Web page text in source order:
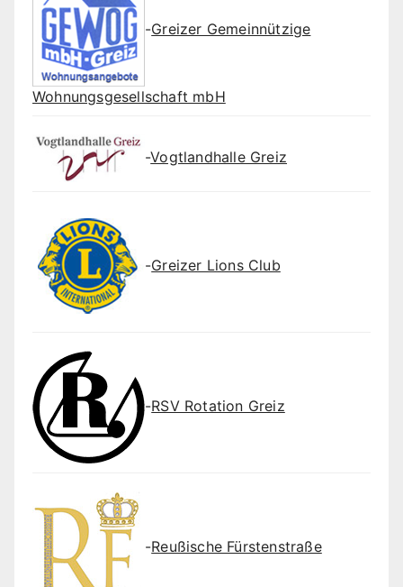
-Greizer Gemeinnützige
Wohnungsgesellschaft mbH
-Vogtlandhalle Greiz
-Greizer Lions Club
-RSV Rotation Greiz
-Reußische Fürstenstraße